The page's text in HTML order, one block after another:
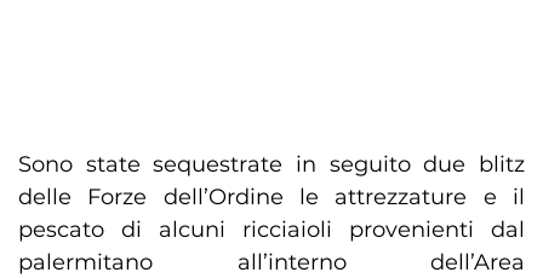
Sono state sequestrate in seguito due blitz
delle Forze dell’Ordine le attrezzature e il
pescato di alcuni ricciaioli provenienti dal
palermitano all’interno dell’Area